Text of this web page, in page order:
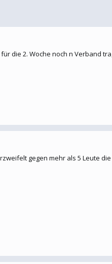
die 2. Woche noch n Verband
gegen mehr als 5 Leute